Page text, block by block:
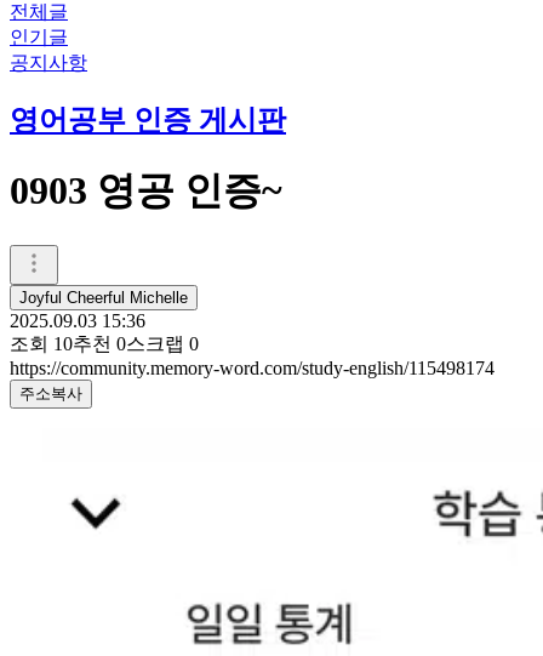
전체글
인기글
공지사항
영어공부 인증 게시판
0903 영공 인증~
Joyful Cheerful Michelle
2025.09.03 15:36
조회 10추천 0스크랩 0
https://community.memory-word.com/study-english/115498174
주소복사